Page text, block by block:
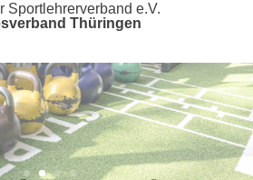
Sportlehrerverband e.V.
Thüringen